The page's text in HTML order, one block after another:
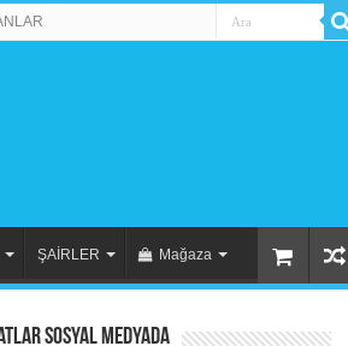
ŞAİRLER Mağaza
Sosyal Medyada